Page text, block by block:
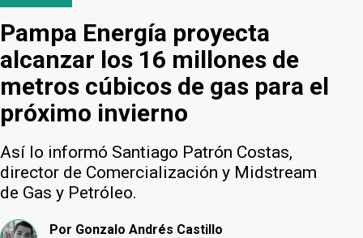
Pampa Energía proyecta
alcanzar los 16 millones de
metros cúbicos de gas para el
próximo invierno
Así lo informó Santiago Patrón Costas,
director de Comercialización y Midstream
de Gas y Petróleo.
Por Gonzalo Andrés Castillo